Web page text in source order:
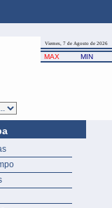
ÍDOLO SINO EN
Viernes, 7 de Agosto de 2026
MAX MIN